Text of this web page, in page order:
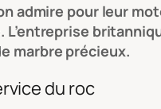
admire pour leur
marbre précieux.
du roc